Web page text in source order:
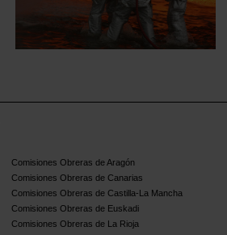
Comisiones Obreras de Aragón
Comisiones Obreras de Canarias
Comisiones Obreras de Castilla-La Mancha
Comisiones Obreras de Euskadi
Comisiones Obreras de La Rioja